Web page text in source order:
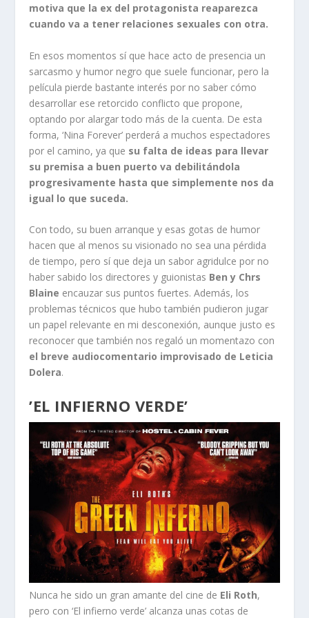
motiva que la ex del protagonista reaparezca
cuando va a tener relaciones sexuales con otra.
En esos momentos sí que hace acto de presencia un
sarcasmo y humor negro que suele funcionar, pero la
película pierde bastante interés por no saber cómo
desarrollar ese retorcido conflicto que propone,
optando por alargar todo más de la cuenta. De esta
forma, ‘Nina Forever’ perderá a muchos espectadores
por el camino, ya que su falta de ideas para llevar
su premisa a buen puerto va debilitándola
progresivamente hasta que simplemente nos da
igual lo que suceda.
Con todo, su buen arranque y esas gotas de humor
hacen que al menos su visionado no sea una pérdida
de tiempo, pero sí que deja un sabor agridulce por no
haber sabido los directores y guionistas Ben y Chrs
Blaine encauzar sus puntos fuertes. Además, los
problemas técnicos que hubo también pudieron jugar
un papel relevante en mi desconexión, aunque justo es
reconocer que también nos regaló un momentazo con
el breve audiocomentario improvisado de Leticia
Dolera.
’EL INFIERNO VERDE’
Nunca he sido un gran amante del cine de Eli Roth,
pero con ‘El infierno verde’ alcanza unas cotas de